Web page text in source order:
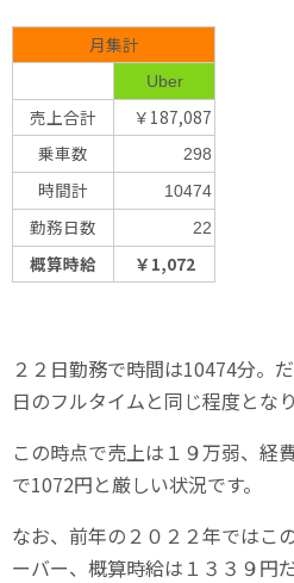
月集計
Uber
売上合計
￥187,087
乗車数
298
時間計 10474
勤務日数 22
概算時給 ￥1,072
２２日勤務で時間は10474分。
日のフルタイムと同じ程度とな
この時点で売上は１９万弱、経
で1072円と厳しい状況です。
なお、前年の２０２２年ではこ
ーバー、概算時給は１３３９円